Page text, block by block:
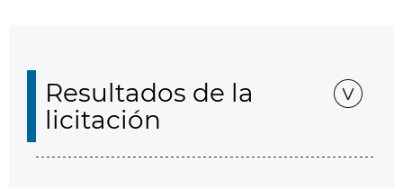
Resultados de la
licitación